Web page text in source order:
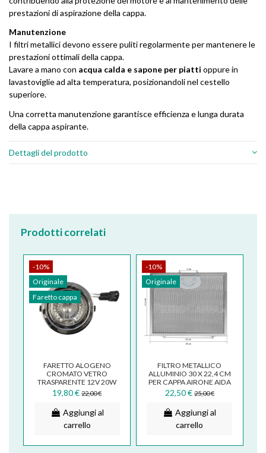
prestazioni di aspirazione della cappa.
Manutenzione
I filtri metallici devono essere puliti regolarmente per mantenere le
prestazioni ottimali della cappa.
Lavare a mano con acqua calda e sapone per piatti oppure in
lavastoviglie ad alta temperatura, posizionandoli nel cestello
superiore.
Una corretta manutenzione garantisce efficienza e lunga durata
della cappa aspirante.
Dettagli del prodotto
Prodotti correlati
-10%
Originale
Faretto cappa
FARETTO ALOGENO
CROMATO VETRO
TRASPARENTE 12V 20W
AIRONE FALMEC
BARRIVIERA LAV.IN
19,80 € 22,00 €
Aggiungi al
carrello
-10%
Originale
FILTRO METALLICO
ALLUMINIO 30 X 22,4 CM
PER CAPPA AIRONE AIDA
ELEKTRA PUCCINI
FKA131
22,50 € 25,00 €
Aggiungi al
carrello